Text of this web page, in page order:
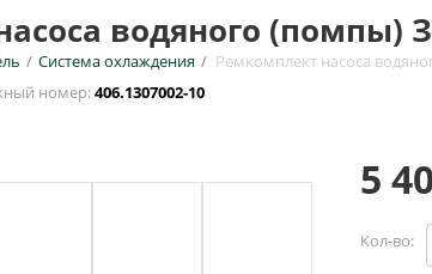
водяного (помпы)
/ Система охлаждения / Ремкомплект насоса
номер:406.1307002-10
5
Кол-во: